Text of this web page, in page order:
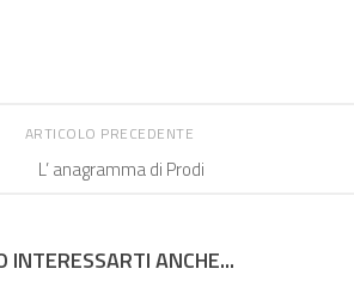
ARTICOLO PRECEDENTE
L’ anagramma di Prodi
INTERESSARTI ANCHE...